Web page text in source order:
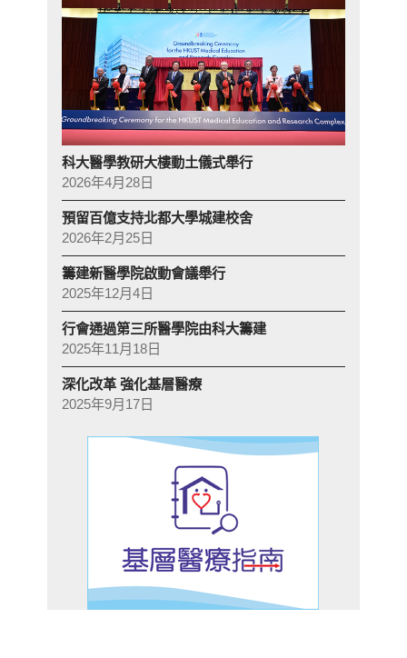
科大醫學教研大樓動土儀式舉行
2026年4月28日
預留百億支持北都大學城建校舍
2026年2月25日
籌建新醫學院啟動會議舉行
2025年12月4日
行會通過第三所醫學院由科大籌建
2025年11月18日
深化改革 強化基層醫療
2025年9月17日